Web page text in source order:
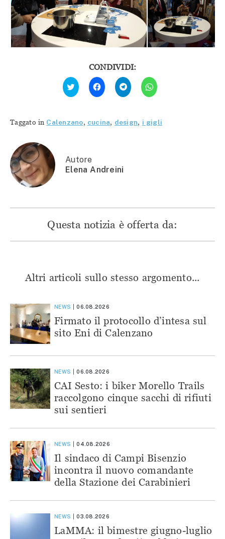
CONDIVIDI:
Fai
clic
qui
Twitter
(Si
finestra)
Fai
clic
per
condividere
(Si
apre
Fai
clic
per
condividere
(Si
apre
Fai
clic
per
(Si
apre
Taggato in Calenzano, cucina, design, i gigli
Autore
Elena Andreini
Questa notizia è offerta da:
Altri articoli sullo stesso argomento...
NEWS 06.08.2026
Firmato il protocollo d’intesa sul
sito Eni di Calenzano
NEWS 06.08.2026
CAI Sesto: i biker Morello Trails
raccolgono cinque sacchi di rifiuti
sui sentieri
NEWS 04.08.2026
Il sindaco di Campi Bisenzio
incontra il nuovo comandante
della Stazione dei Carabinieri
NEWS 03.08.2026
LaMMA: il bimestre giugno-luglio